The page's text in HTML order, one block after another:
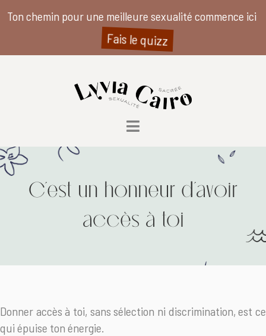
C’est un honneur d’avoir
accès à toi
Donner accès à toi, sans sélection ni discrimination, est ce
qui épuise ton énergie.
Ton chemin pour une meilleure sexualité commence ici
Fais le quizz